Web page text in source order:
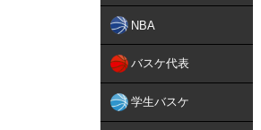
NBA
バスケ代表
学生バスケ